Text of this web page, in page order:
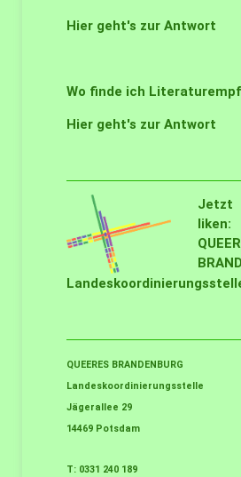
Hier geht's zur Antwort
Wo finde ich
Hier geht's zur Antwort
Jetzt
liken:
QUEERES BRANDENBURG
Landeskoordinierungsstelle
Jägerallee 29
14469 Potsdam
T: 0331 240 189